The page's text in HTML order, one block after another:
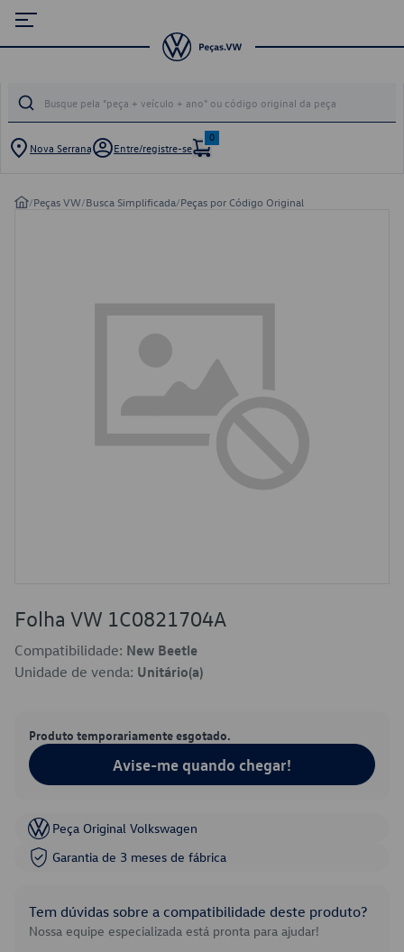
Nova Serrana Entre/registre-se
0
/Peças VW/Busca Simplificada/Peças por Código Original
Folha VW 1C0821704A
Compatibilidade: New Beetle
Unidade de venda: Unitário(a)
Produto temporariamente esgotado.
Avise-me quando chegar!
Peça Original Volkswagen
Garantia de 3 meses de fábrica
Tem dúvidas sobre a compatibilidade deste produto?
Nossa equipe especializada está pronta para ajudar!